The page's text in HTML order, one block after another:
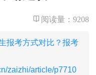
阅读量： 9208
报考方式对比？报考
zaizhi/article/p7710